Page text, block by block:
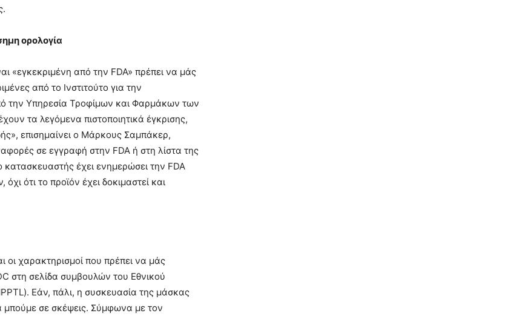
ορολογία
«εγκεκριμένη από την FDA» πρέπει να μάς
από το Ινστιτούτο για την
την Υπηρεσία Τροφίμων και Φαρμάκων των
τα λεγόμενα πιστοποιητικά έγκρισης,
επισημαίνει ο Μάρκους Σαμπάκερ,
σε εγγραφή στην FDA ή στη λίστα της
κατασκευαστής έχει ενημερώσει την FDA
ότι το προϊόν έχει δοκιμαστεί και
οι χαρακτηρισμοί που πρέπει να μάς
στη σελίδα συμβουλών του Εθνικού
Εάν, πάλι, η συσκευασία της μάσκας
μπούμε σε σκέψεις. Σύμφωνα με τον